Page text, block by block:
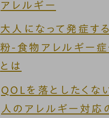
アレルギー
大人になって発症する
粉-食物アレルギー症
とは
QOLを落としたくな
人のアレルギー対応